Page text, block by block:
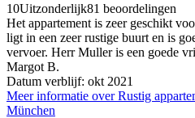
10Uitzonderlijk81 beoordelingen
Het appartement is zeer geschikt
ligt in een zeer rustige buurt en is
vervoer. Herr Muller is een goede
Margot B.
Datum verblijf: okt 2021
Meer informatie over Rustig
München